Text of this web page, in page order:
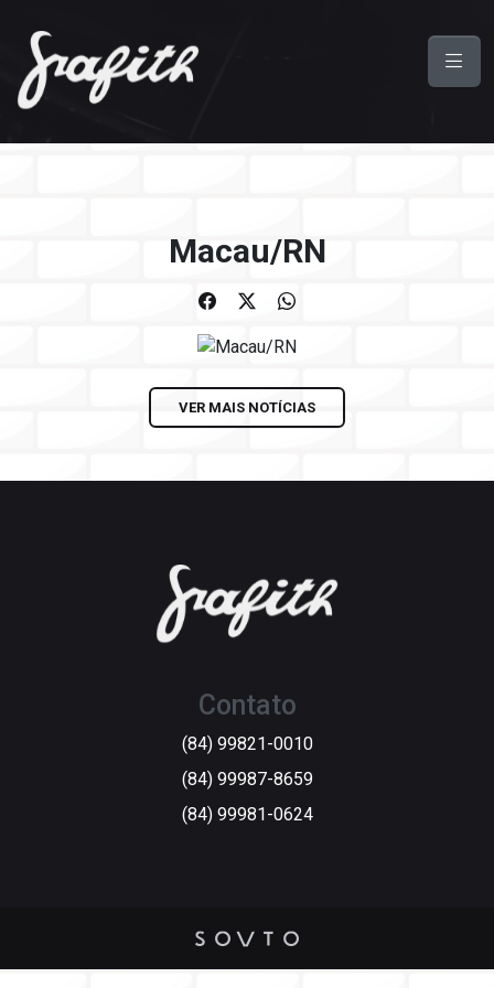
Macau/RN
VER MAIS NOTÍCIAS
Contato
(84) 99821-0010
(84) 99987-8659
(84) 99981-0624